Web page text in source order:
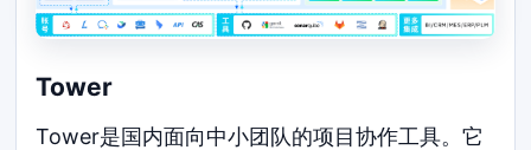
Tower
Tower是国内面向中小团队的项目协作工具。它